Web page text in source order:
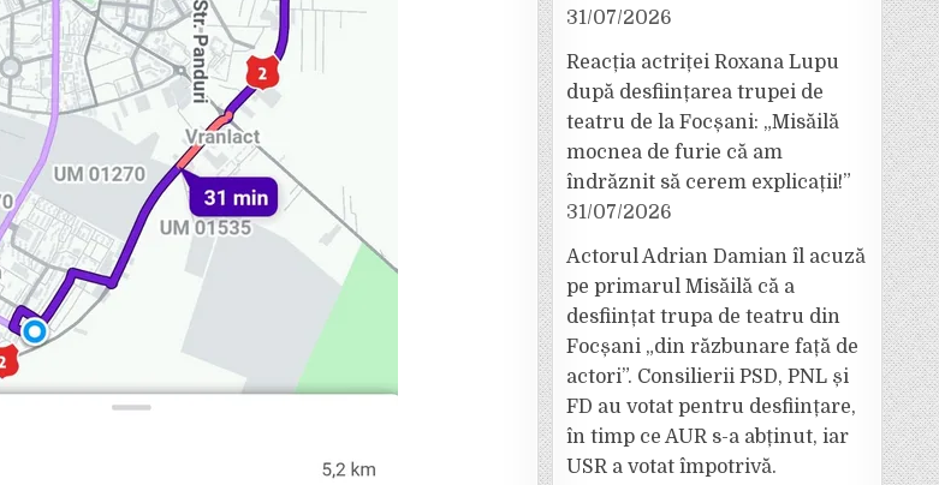
31/07/2026
Reacția actriței Roxana Lupu
după desființarea trupei de
teatru de la Focșani: „Misăilă
mocnea de furie că am
îndrăznit să cerem explicații!”
31/07/2026
Actorul Adrian Damian îl acuză
pe primarul Misăilă că a
desființat trupa de teatru din
Focșani „din răzbunare față de
actori”. Consilierii PSD, PNL și
FD au votat pentru desființare,
în timp ce AUR s-a abținut, iar
USR a votat împotrivă.